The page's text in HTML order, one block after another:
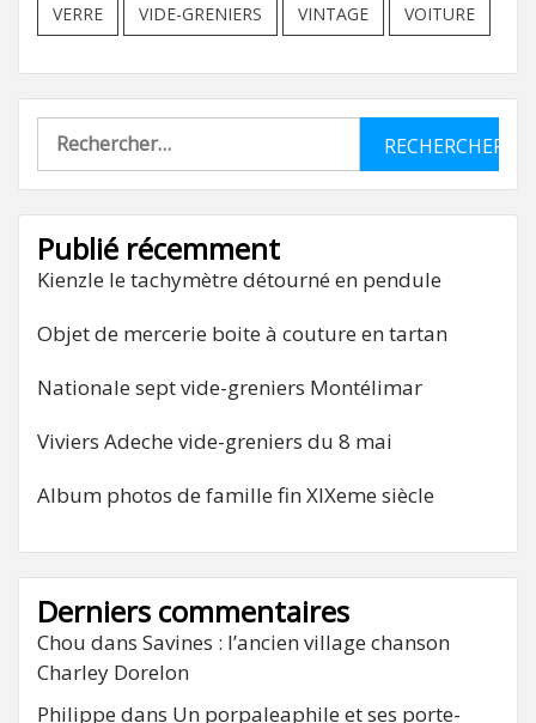
VERRE VIDE-GRENIERS VINTAGE VOITURE
Rechercher :
Publié récemment
Kienzle le tachymètre détourné en pendule
Objet de mercerie boite à couture en tartan
Nationale sept vide-greniers Montélimar
Viviers Adeche vide-greniers du 8 mai
Album photos de famille fin XIXeme siècle
Derniers commentaires
Chou dans Savines : l’ancien village chanson
Charley Dorelon
Philippe dans Un porpaleaphile et ses porte-